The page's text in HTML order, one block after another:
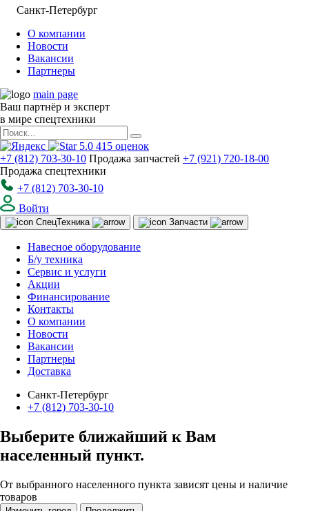
Санкт-Петербург
О компании
Новости
Вакансии
Партнеры
main page
Ваш партнёр и эксперт
в мире спецтехники
5.0 415 оценок
+7 (812) 703-30-10 Продажа запчастей +7 (921) 720-18-00
Продажа спецтехники
+7 (812) 703-30-10
Войти
СпецТехника Запчасти
Навесное оборудование
Б/у техника
Сервис и услуги
Акции
Финансирование
Контакты
О компании
Новости
Вакансии
Партнеры
Доставка
Санкт-Петербург
+7 (812) 703-30-10
Выберите ближайший к Вам
населенный пункт.
От выбранного населенного пункта зависят цены и наличие
товаров